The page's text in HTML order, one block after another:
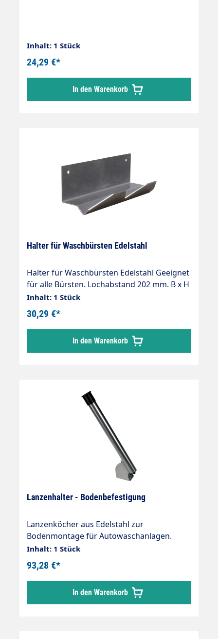
Inhalt: 1 Stück
24,29 €*
In den Warenkorb
Halter für Waschbürsten Edelstahl
Halter für Waschbürsten Edelstahl Geeignet
für alle Bürsten. Lochabstand 202 mm. B x H
x T = 250 x 90 x 100 mm
Inhalt: 1 Stück
30,29 €*
In den Warenkorb
Lanzenhalter - Bodenbefestigung
Lanzenköcher aus Edelstahl zur
Bodenmontage für Autowaschanlagen.
Inhalt: 1 Stück
93,28 €*
In den Warenkorb